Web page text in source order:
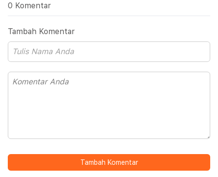
0 Komentar
Tambah Komentar
Tambah Komentar